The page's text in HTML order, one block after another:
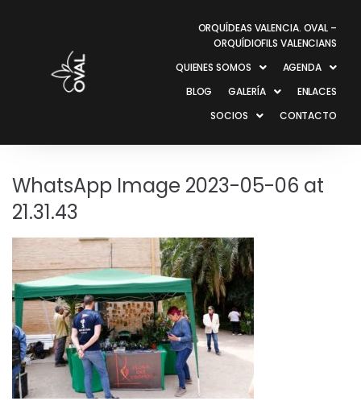
ORQUÍDEAS VALENCIA. OVAL –
ORQUÍDIOFILS VALENCIANS
QUIENES SOMOS
AGENDA
BLOG
GALERÍA
ENLACES
SOCIOS
CONTACTO
WhatsApp Image 2023-05-06 at
21.31.43